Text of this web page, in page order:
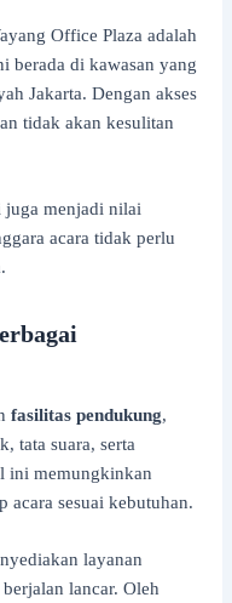
Office Plaza adalah
berada di kawasan yang
Jakarta. Dengan akses
tidak akan kesulitan
juga menjadi nilai
acara tidak perlu
fasilitas pendukung,
tata suara, serta
ini memungkinkan
acara sesuai kebutuhan.
layanan
lancar. Oleh